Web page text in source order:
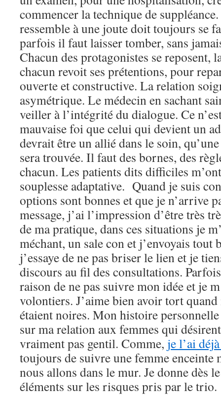
commencer la technique de
ressemble à une joute doit toujours se
parfois il faut laisser tomber, sans
Chacun des protagonistes se reposent,
chacun revoit ses prétentions, pour
ouverte et constructive. La relation
asymétrique. Le médecin en sachant
veiller à l’intégrité du dialogue. Ce
mauvaise foi que celui qui devient un
devrait être un allié dans le soin,
sera trouvée. Il faut des bornes, des
chacun. Les patients dits difficiles
souplesse adaptative. Quand je suis
options sont bonnes et que je n’arrive
message, j’ai l’impression d’être très
de ma pratique, dans ces situations je
méchant, un sale con et j’envoyais tout
j’essaye de ne pas briser le lien et je
discours au fil des consultations.
raison de ne pas suivre mon idée et je
volontiers. J’aime bien avoir tort
étaient noires. Mon histoire
sur ma relation aux femmes qui
vraiment pas gentil. Comme, je l’ai
toujours de suivre une femme enceinte
nous allons dans le mur. Je donne dès
éléments sur les risques pris par le trio.